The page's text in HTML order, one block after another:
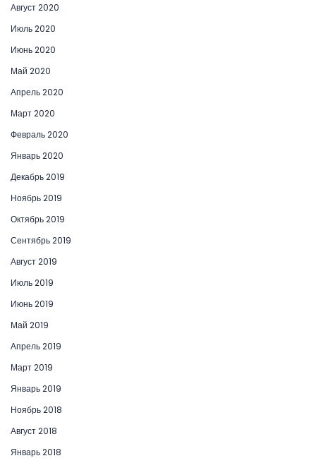
Август 2020
Июль 2020
Июнь 2020
Май 2020
Апрель 2020
Март 2020
Февраль 2020
Январь 2020
Декабрь 2019
Ноябрь 2019
Октябрь 2019
Сентябрь 2019
Август 2019
Июль 2019
Июнь 2019
Май 2019
Апрель 2019
Март 2019
Январь 2019
Ноябрь 2018
Август 2018
Январь 2018